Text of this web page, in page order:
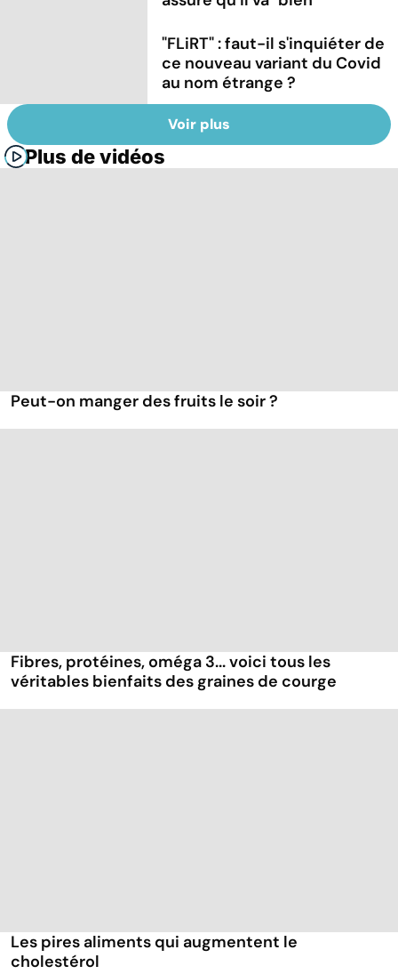
"FLiRT" : faut-il s'inquiéter de
ce nouveau variant du Covid
au nom étrange ?
Voir plus
Plus de vidéos
Peut-on manger des fruits le soir ?
Fibres, protéines, oméga 3... voici tous les
véritables bienfaits des graines de courge
Les pires aliments qui augmentent le
cholestérol